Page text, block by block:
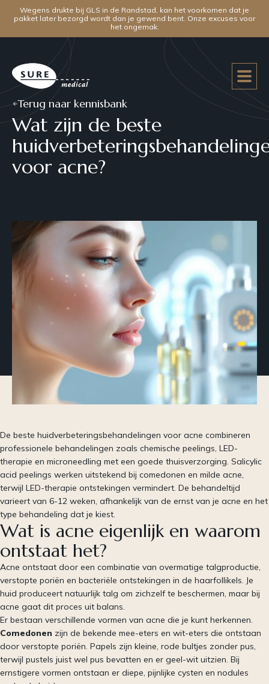
Wegens drukte bij GLS in de Randstad, kan het voorkomen dat je
pakket later bezorgd wordt dan je gewend bent. Onze excuses voor
het ongemak.
Terug naar kennisbank
Wat zijn de beste
voor acne?
De beste huidverbeteringsbehandelingen voor acne combineren
professionele behandelingen zoals chemische peelings, LED-
therapie en microneedling met een goede thuisverzorging. Salicylic
acid peelings werken uitstekend bij comedonen en milde acne,
terwijl LED-therapie ontstekingen vermindert. De behandeltijd
varieert van 6-12 weken, afhankelijk van de ernst van je acne en het
type behandeling dat je kiest.
Wat is acne eigenlijk en waarom
ontstaat het?
Acne ontstaat door een combinatie van overmatige talgproductie,
verstopte poriën en bacteriële ontstekingen in de haarfollikels. Je
huid produceert natuurlijk talg om zichzelf te beschermen, maar bij
acne gaat dit proces uit balans.
Er bestaan verschillende vormen van acne die je kunt herkennen.
Comedonen zijn de bekende mee-eters en wit-eters die ontstaan
door verstopte poriën. Papels zijn kleine, rode bultjes zonder pus,
terwijl pustels juist wel pus bevatten en er geel-wit uitzien. Bij
ernstigere vormen ontstaan er diepe, pijnlijke cysten en nodules